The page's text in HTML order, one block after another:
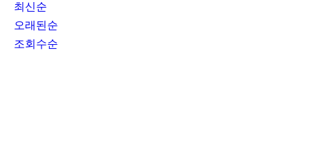
최신순
오래된순
조회수순